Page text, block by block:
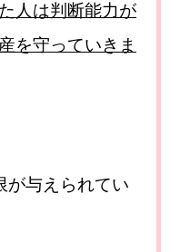
人は判断能力が
を守っていきま
が与えられてい